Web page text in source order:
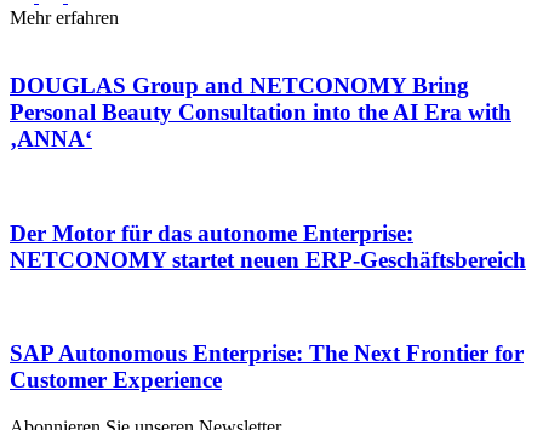
Mehr erfahren
DOUGLAS Group and NETCONOMY Bring
Personal Beauty Consultation into the AI Era with
‚ANNA‘
Der Motor für das autonome Enterprise:
NETCONOMY startet neuen ERP-Geschäftsbereich
SAP Autonomous Enterprise: The Next Frontier for
Customer Experience